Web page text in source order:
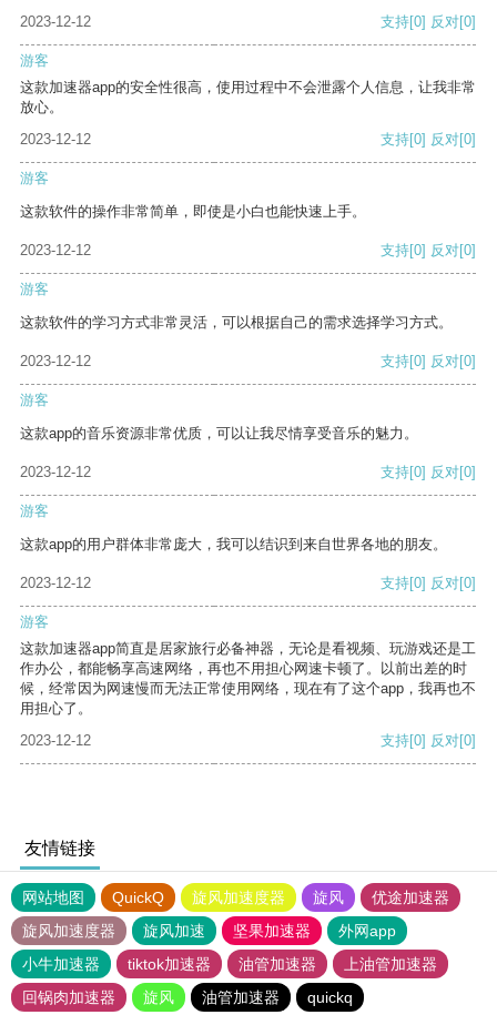
2023-12-12
支持[0] 反对[0]
游客
这款加速器app的安全性很高，使用过程中不会泄露个人信息，让我非常
放心。
2023-12-12
支持[0] 反对[0]
游客
这款软件的操作非常简单，即使是小白也能快速上手。
2023-12-12 支持[0] 反对[0]
游客
这款软件的学习方式非常灵活，可以根据自己的需求选择学习方式。
2023-12-12 支持[0] 反对[0]
游客
这款app的音乐资源非常优质，可以让我尽情享受音乐的魅力。
2023-12-12 支持[0] 反对[0]
游客
这款app的用户群体非常庞大，我可以结识到来自世界各地的朋友。
2023-12-12 支持[0] 反对[0]
游客
这款加速器app简直是居家旅行必备神器，无论是看视频、玩游戏还是工
作办公，都能畅享高速网络，再也不用担心网速卡顿了。以前出差的时
候，经常因为网速慢而无法正常使用网络，现在有了这个app，我再也不
用担心了。
2023-12-12
支持[0] 反对[0]
友情链接
网站地图 QuickQ 旋风加速度器 旋风
优途加速器
旋风加速度器
旋风加速 坚果加速器
外网app
小牛加速器
tiktok加速器 油管加速器
上油管加速器
回锅肉加速器
旋风 油管加速器 quickq